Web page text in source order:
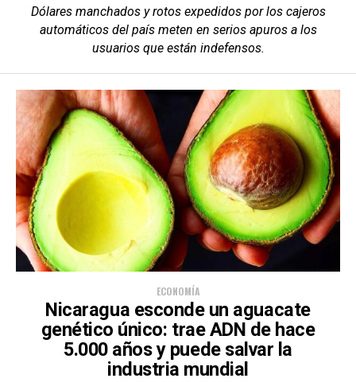
Dólares manchados y rotos expedidos por los cajeros
automáticos del país meten en serios apuros a los
usuarios que están indefensos.
ECONOMÍA
Nicaragua esconde un aguacate
genético único: trae ADN de hace
5.000 años y puede salvar la
industria mundial